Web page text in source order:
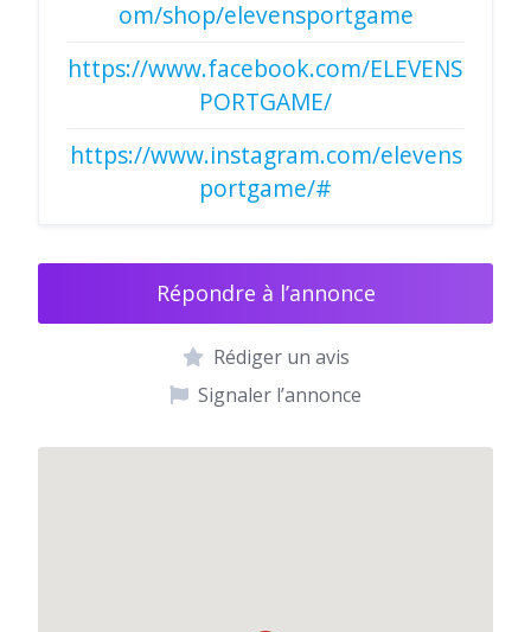
om/shop/elevensportgame
https://www.facebook.com/ELEVENS
PORTGAME/
https://www.instagram.com/elevens
portgame/#
Répondre à l’annonce
Rédiger un avis
Signaler l’annonce